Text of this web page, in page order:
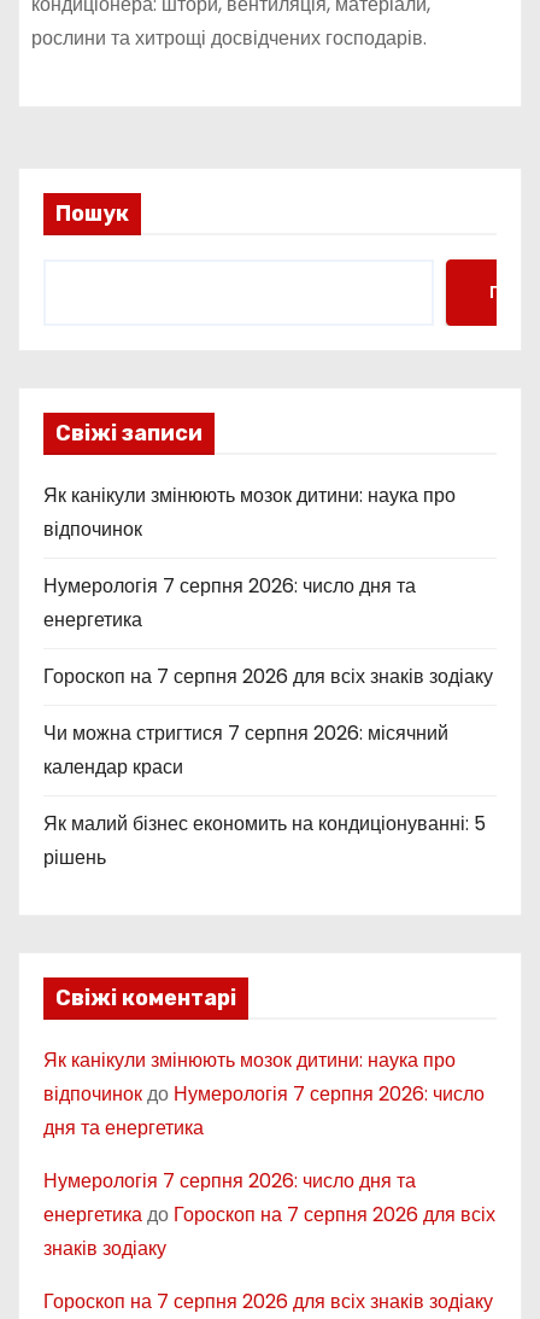
рослини та хитрощі досвідчених господарів.
Пошук
Свіжі записи
Як канікули змінюють мозок дитини: наука про
відпочинок
Нумерологія 7 серпня 2026: число дня та
енергетика
Гороскоп на 7 серпня 2026 для всіх знаків зодіаку
Чи можна стригтися 7 серпня 2026: місячний
календар краси
Як малий бізнес економить на кондиціонуванні: 5
рішень
Свіжі коментарі
Як канікули змінюють мозок дитини: наука про
відпочинокдо Нумерологія 7 серпня 2026: число
дня та енергетика
Нумерологія 7 серпня 2026: число дня та
енергетикадо Гороскоп на 7 серпня 2026 для всіх
знаків зодіаку
Гороскоп на 7 серпня 2026 для всіх знаків зодіаку